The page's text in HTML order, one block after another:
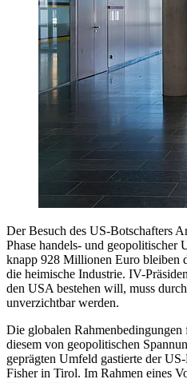
Der Besuch des US-Botschafters
Phase handels- und
knapp 928 Millionen Euro bleiben
die heimische Industrie. IV-
den USA bestehen will, muss
unverzichtbar werden.
Die globalen
diesem von geopolitischen
geprägten Umfeld gastierte der
Fisher in Tirol. Im Rahmen eines